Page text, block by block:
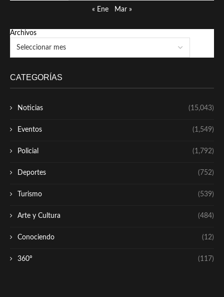
« Ene Mar »
Archivos
CATEGORÍAS
Noticias (15,043)
Eventos (1,549)
Policial (1,792)
Deportes (752)
Turismo (539)
Arte y Cultura (484)
Conociendo (12)
360º (117)